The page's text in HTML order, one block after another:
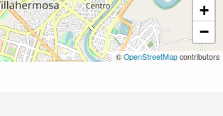
+
−
©OpenStreetMap contributors